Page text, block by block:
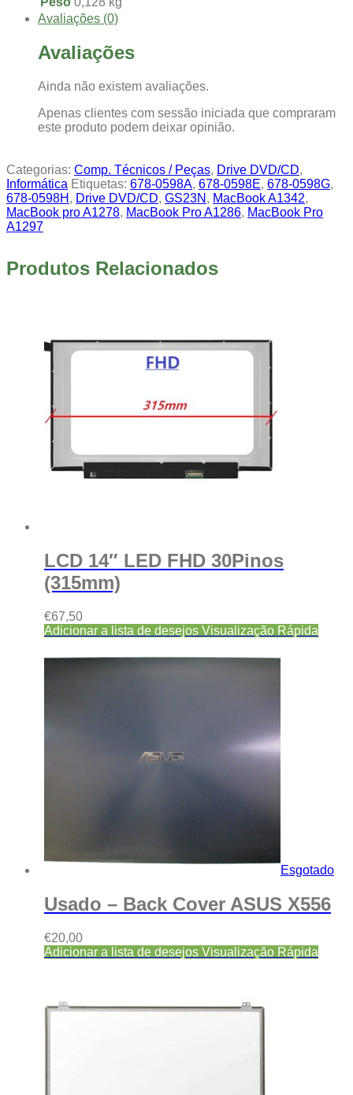
Avaliações (0)
Avaliações
Ainda não existem avaliações.
Apenas clientes com sessão iniciada que compraram
este produto podem deixar opinião.
Categorias: Comp. Técnicos / Peças, Drive DVD/CD,
Informática Etiquetas: 678-0598A, 678-0598E, 678-0598G,
678-0598H , Drive DVD/CD, GS23N , MacBook A1342,
MacBook pro A1278, MacBook Pro A1286, MacBook Pro
A1297
Produtos Relacionados
LCD 14″ LED FHD 30Pinos
(315mm)
€67,50
Adicionar a lista de desejos Visualização Rápida
Esgotado
Usado – Back Cover ASUS X556
€20,00
Adicionar a lista de desejos Visualização Rápida